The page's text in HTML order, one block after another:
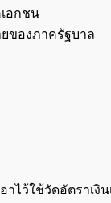
อกชน
ยของภาครัฐบาล
าไว้ใช้วัดอัตราเงิ